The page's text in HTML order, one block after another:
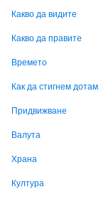
Какво да видите
Какво да правите
Времето
Как да стигнем дотам
Придвижване
Валута
Храна
Култура